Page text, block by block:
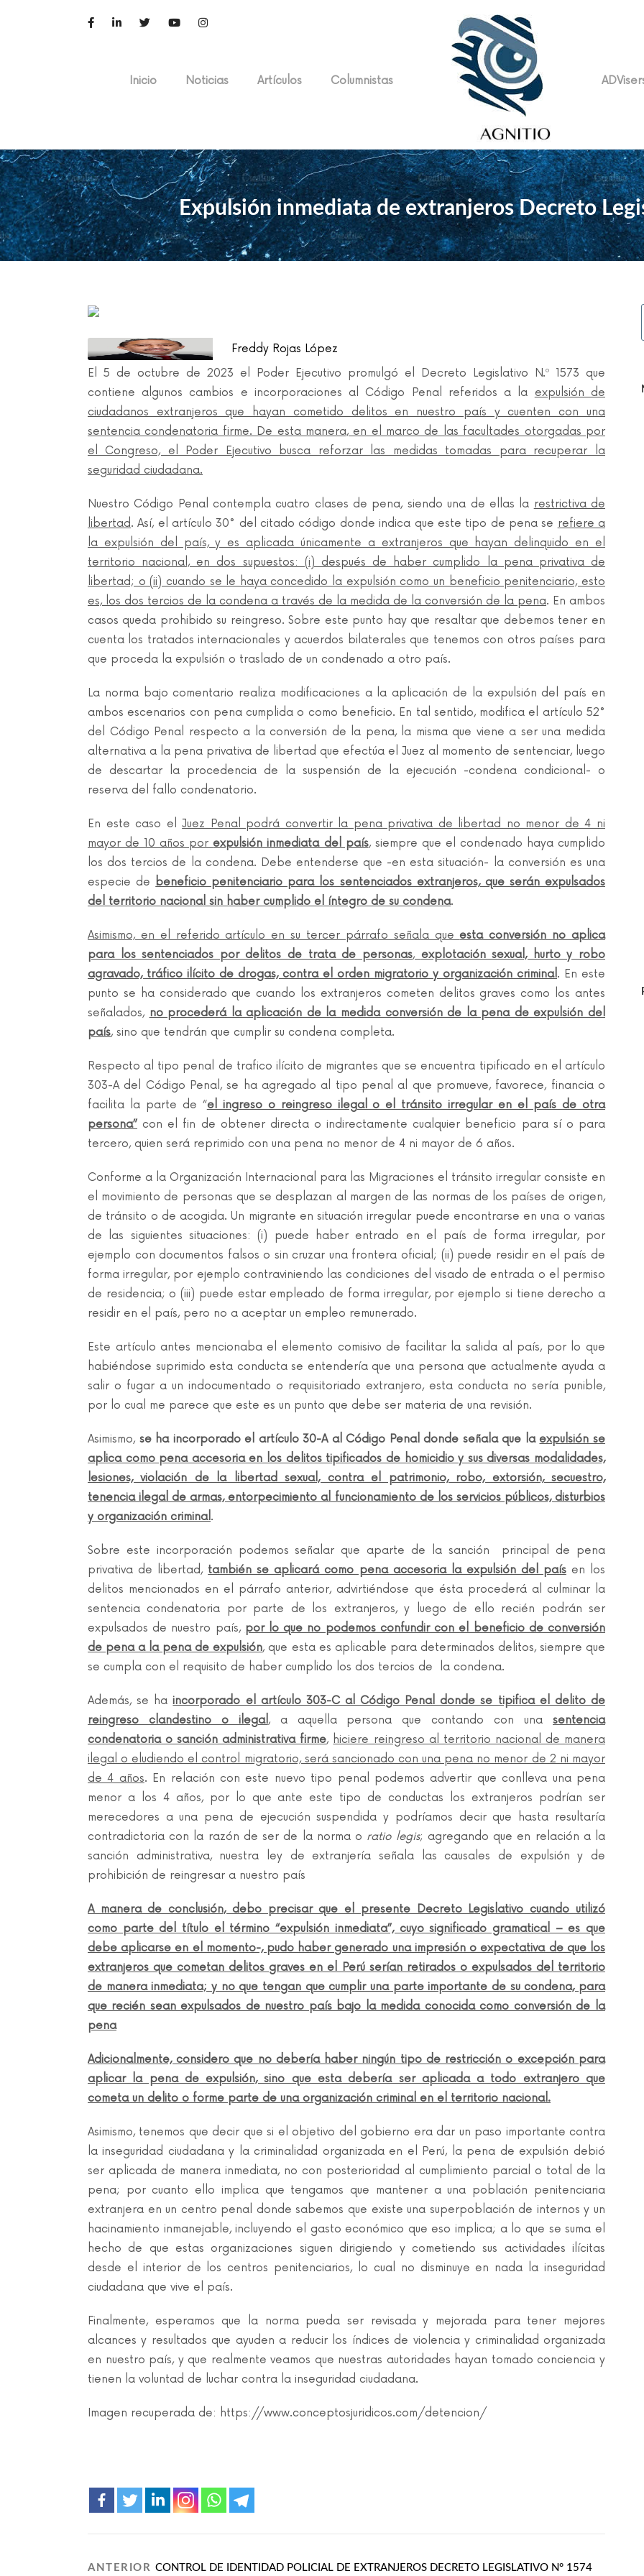
Inicio Noticias Artículos Columnistas
Expulsión inmediata de extranjeros Decreto
Freddy Rojas López
El 5 de octubre de 2023 el Poder Ejecutivo promulgó el Decreto Legislativo N.º 1573 que
contiene algunos cambios e incorporaciones al Código Penal referidos a la expulsión de
ciudadanos extranjeros que hayan cometido delitos en nuestro país y cuenten con una
sentencia condenatoria firme. De esta manera, en el marco de las facultades otorgadas por
el Congreso, el Poder Ejecutivo busca reforzar las medidas tomadas para recuperar la
seguridad ciudadana.
Nuestro Código Penal contempla cuatro clases de pena, siendo una de ellas la restrictiva de
libertad. Así, el artículo 30° del citado código donde indica que este tipo de pena se refiere a
la expulsión del país, y es aplicada únicamente a extranjeros que hayan delinquido en el
territorio nacional, en dos supuestos: (i) después de haber cumplido la pena privativa de
libertad; o (ii) cuando se le haya concedido la expulsión como un beneficio penitenciario, esto
es, los dos tercios de la condena a través de la medida de la conversión de la pena. En ambos
casos queda prohibido su reingreso. Sobre este punto hay que resaltar que debemos tener en
cuenta los tratados internacionales y acuerdos bilaterales que tenemos con otros países para
que proceda la expulsión o traslado de un condenado a otro país.
La norma bajo comentario realiza modificaciones a la aplicación de la expulsión del país en
ambos escenarios con pena cumplida o como beneficio. En tal sentido, modifica el artículo 52°
del Código Penal respecto a la conversión de la pena, la misma que viene a ser una medida
alternativa a la pena privativa de libertad que efectúa el Juez al momento de sentenciar, luego
de descartar la procedencia de la suspensión de la ejecución -condena condicional- o
reserva del fallo condenatorio.
En este caso elJuez Penal podrá convertir la pena privativa de libertad no menor de 4 ni
mayor de 10 años porexpulsión inmediata del país, siempre que el condenado haya cumplido
los dos tercios de la condena. Debe entenderse que -en esta situación- la conversión es una
especie de beneficio penitenciario para los sentenciados extranjeros, que serán expulsados
del territorio nacional sin haber cumplido el íntegro de su condena.
Asimismo, en el referido artículo en su tercer párrafo señala queesta conversión no aplica
para los sentenciados por delitos de trata de personas, explotación sexual, hurto y robo
agravado, tráfico ilícito de drogas, contra el orden migratorio y organización criminal. En este
punto se ha considerado que cuando los extranjeros cometen delitos graves como los antes
señalados, no procederá la aplicación de la medida conversión de la pena de expulsión del
país, sino que tendrán que cumplir su condena completa.
Respecto al tipo penal de trafico ilícito de migrantes que se encuentra tipificado en el artículo
303-A del Código Penal, se ha agregado al tipo penal al que promueve, favorece, financia o
facilita la parte de “el ingreso o reingreso ilegal o el tránsito irregular en el país de otra
persona” con el fin de obtener directa o indirectamente cualquier beneficio para sí o para
tercero, quien será reprimido con una pena no menor de 4 ni mayor de 6 años.
Conforme a la Organización Internacional para las Migraciones el tránsito irregular consiste en
el movimiento de personas que se desplazan al margen de las normas de los países de origen,
de tránsito o de acogida. Un migrante en situación irregular puede encontrarse en una o varias
de las siguientes situaciones: (i) puede haber entrado en el país de forma irregular, por
ejemplo con documentos falsos o sin cruzar una frontera oficial; (ii) puede residir en el país de
forma irregular, por ejemplo contraviniendo las condiciones del visado de entrada o el permiso
de residencia; o (iii) puede estar empleado de forma irregular, por ejemplo si tiene derecho a
residir en el país, pero no a aceptar un empleo remunerado.
Este artículo antes mencionaba el elemento comisivo de facilitar la salida al país, por lo que
habiéndose suprimido esta conducta se entendería que una persona que actualmente ayuda a
salir o fugar a un indocumentado o requisitoriado extranjero, esta conducta no sería punible,
por lo cual me parece que este es un punto que debe ser materia de una revisión.
Asimismo, se ha incorporado el artículo 30-A al Código Penal donde señala que laexpulsión se
aplica como pena accesoria en los delitos tipificados de homicidio y sus diversas modalidades,
lesiones, violación de la libertad sexual, contra el patrimonio, robo, extorsión, secuestro,
tenencia ilegal de armas, entorpecimiento al funcionamiento de los servicios públicos, disturbios
y organización criminal.
Sobre este incorporación podemos señalar que aparte de la sanción principal de pena
privativa de libertad, también se aplicará como pena accesoria la expulsión del paísen los
delitos mencionados en el párrafo anterior, advirtiéndose que ésta procederá al culminar la
sentencia condenatoria por parte de los extranjeros, y luego de ello recién podrán ser
expulsados de nuestro país, por lo que no podemos confundir con el beneficio de conversión
de pena a la pena de expulsión, que esta es aplicable para determinados delitos, siempre que
se cumpla con el requisito de haber cumplido los dos tercios de la condena.
Además, se haincorporado el artículo 303-C al Código Penal donde se tipifica el delito de
reingreso clandestino o ilegal, a aquella persona que contando con una sentencia
condenatoria o sanción administrativa firme, hiciere reingreso al territorio nacional de manera
ilegal o eludiendo el control migratorio, será sancionado con una pena no menor de 2 ni mayor
de 4 años. En relación con este nuevo tipo penal podemos advertir que conlleva una pena
menor a los 4 años, por lo que ante este tipo de conductas los extranjeros podrían ser
merecedores a una pena de ejecución suspendida y podríamos decir que hasta resultaría
contradictoria con la razón de ser de la norma o ratio legis; agregando que en relación a la
sanción administrativa, nuestra ley de extranjería señala las causales de expulsión y de
prohibición de reingresar a nuestro país
A manera de conclusión, debo precisar que el presente Decreto Legislativo cuando utilizó
como parte del título el término “expulsión inmediata”, cuyo significado gramatical – es que
debe aplicarse en el momento-, pudo haber generado una impresión o expectativa de que los
extranjeros que cometan delitos graves en el Perú serían retirados o expulsados del territorio
de manera inmediata; y no que tengan que cumplir una parte importante de su condena, para
que recién sean expulsados de nuestro país bajo la medida conocida como conversión de la
pena
Adicionalmente, considero que no debería haber ningún tipo de restricción o excepción para
aplicar la pena de expulsión, sino que esta debería ser aplicada a todo extranjero que
cometa un delito o forme parte de una organización criminal en el territorio nacional.
Asimismo, tenemos que decir que si el objetivo del gobierno era dar un paso importante contra
la inseguridad ciudadana y la criminalidad organizada en el Perú, la pena de expulsión debió
ser aplicada de manera inmediata, no con posterioridad al cumplimiento parcial o total de la
pena; por cuanto ello implica que tengamos que mantener a una población penitenciaria
extranjera en un centro penal donde sabemos que existe una superpoblación de internos y un
hacinamiento inmanejable, incluyendo el gasto económico que eso implica; a lo que se suma el
hecho de que estas organizaciones siguen dirigiendo y cometiendo sus actividades ilícitas
desde el interior de los centros penitenciarios, lo cual no disminuye en nada la inseguridad
ciudadana que vive el país.
Finalmente, esperamos que la norma pueda ser revisada y mejorada para tener mejores
alcances y resultados que ayuden a reducir los índices de violencia y criminalidad organizada
en nuestro país, y que realmente veamos que nuestras autoridades hayan tomado conciencia y
tienen la voluntad de luchar contra la inseguridad ciudadana.
Imagen recuperada de: https://www.conceptosjuridicos.com/detencion/
ANTERIOR CONTROL DE IDENTIDAD POLICIAL DE EXTRANJEROS DECRETO LEGISLATIVO N° 1574